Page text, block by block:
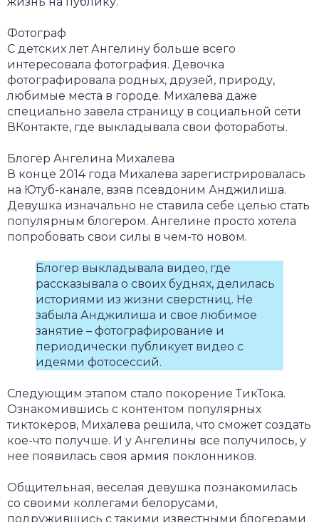
Фотограф
С детских лет Ангелину больше всего
интересовала фотография. Девочка
фотографировала родных, друзей, природу,
любимые места в городе. Михалева даже
специально завела страницу в социальной сети
ВКонтакте, где выкладывала свои фотоработы.
Блогер Ангелина Михалева
В конце 2014 года Михалева зарегистрировалась
на Ютуб-канале, взяв псевдоним Анджилиша.
Девушка изначально не ставила себе целью стать
популярным блогером. Ангелине просто хотела
попробовать свои силы в чем-то новом.
Блогер выкладывала видео, где
рассказывала о своих буднях, делилась
историями из жизни сверстниц. Не
забыла Анджилиша и свое любимое
занятие – фотографирование и
периодически публикует видео с
идеями фотосессий.
Следующим этапом стало покорение ТикТока.
Ознакомившись с контентом популярных
тиктокеров, Михалева решила, что сможет создать
кое-что получше. И у Ангелины все получилось, у
нее появилась своя армия поклонников.
Общительная, веселая девушка познакомилась
со своими коллегами белорусами,
подружившись с такими известными блогерами